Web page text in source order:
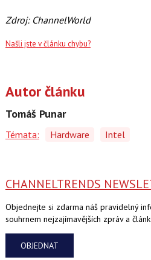
Zdroj: ChannelWorld
Našli jste v článku chybu?
Autor článku
Tomáš Punar
Témata: Hardware Intel
CHANNELTRENDS
Objednejte si zdarma náš pravidelný
souhrnem nejzajímavějších zpráv a
OBJEDNAT